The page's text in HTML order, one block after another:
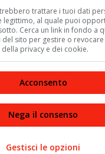
riduce l’assegno di
euro
4 Agosto 2026
trattare i tuoi dati
legittimo, al quale puoi
Cerca un link in fondo a
del sito per gestire o
privacy e dei cookie.
Acconsento
Nega il consenso
Gestisci le opzioni